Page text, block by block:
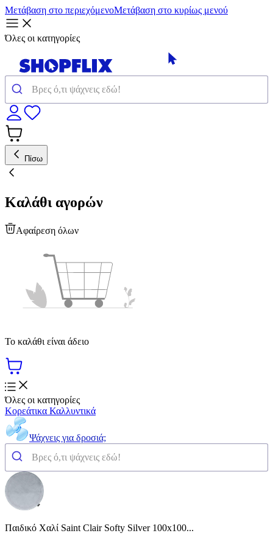
Μετάβαση στο περιεχόμενοΜετάβαση στο κυρίως μενού
Όλες οι κατηγορίες
Πίσω
Καλάθι αγορών
Αφαίρεση όλων
Το καλάθι είναι άδειο
Όλες οι κατηγορίες
Κορεάτικα Καλλυντικά
Ψάχνεις για δροσιά;
Παιδικό Χαλί Saint Clair Softy Silver 100x100...